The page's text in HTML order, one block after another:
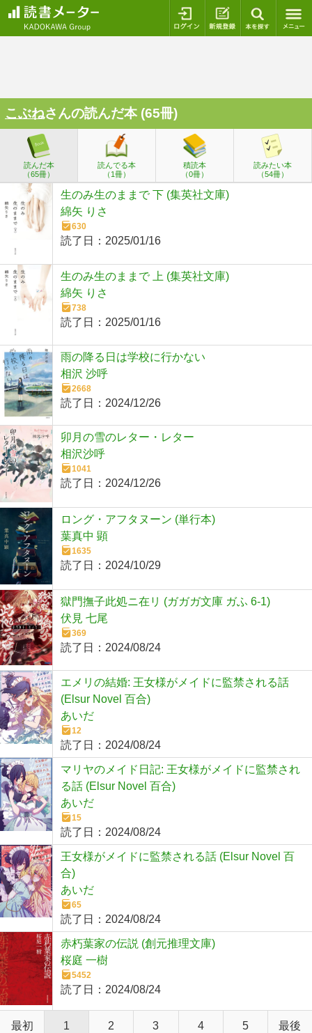
ログイン 新規登録
こぶねさんの読んだ本 (65冊)
読んだ本
（65冊）
読んでる本
（1冊）
積読本
（0冊）
読みたい本
（54冊）
生のみ生のままで 下 (集英社文庫)
綿矢 りさ
630
読了日： 2025/01/16
生のみ生のままで 上 (集英社文庫)
綿矢 りさ
738
読了日： 2025/01/16
雨の降る日は学校に行かない
相沢 沙呼
2668
読了日： 2024/12/26
卯月の雪のレター・レター
相沢沙呼
1041
読了日： 2024/12/26
ロング・アフタヌーン (単行本)
葉真中 顕
1635
読了日： 2024/10/29
獄門撫子此処ニ在リ (ガガガ文庫 ガふ 6-1)
伏見 七尾
369
読了日： 2024/08/24
エメリの結婚: 王女様がメイドに監禁される話
(Elsur Novel 百合)
あいだ
12
読了日： 2024/08/24
マリヤのメイド日記: 王女様がメイドに監禁され
る話 (Elsur Novel 百合)
あいだ
15
読了日： 2024/08/24
王女様がメイドに監禁される話 (Elsur Novel 百
合)
あいだ
65
読了日： 2024/08/24
赤朽葉家の伝説 (創元推理文庫)
桜庭 一樹
5452
読了日： 2024/08/24
最初 1 2 3 4 5 最後